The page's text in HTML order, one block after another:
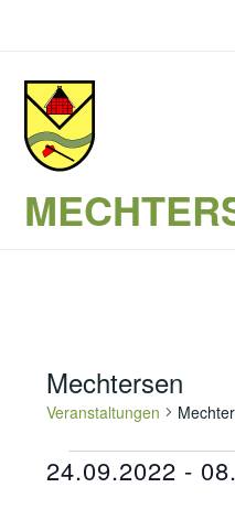
springen
Mechtersen
Veranstaltungen
24.09.2022 -